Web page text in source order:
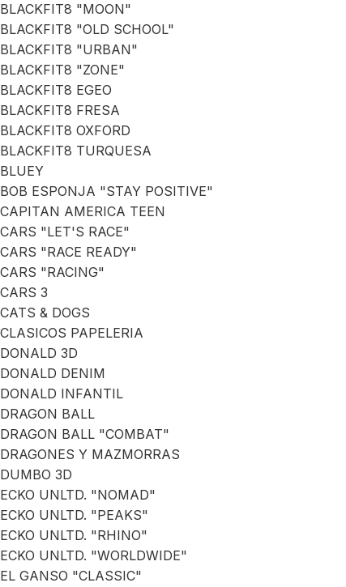
BLACKFIT8 "MOON"
BLACKFIT8 "OLD SCHOOL"
BLACKFIT8 "URBAN"
BLACKFIT8 "ZONE"
BLACKFIT8 EGEO
BLACKFIT8 FRESA
BLACKFIT8 OXFORD
BLACKFIT8 TURQUESA
BLUEY
BOB ESPONJA "STAY POSITIVE"
CAPITAN AMERICA TEEN
CARS "LET'S RACE"
CARS "RACE READY"
CARS "RACING"
CARS 3
CATS & DOGS
CLASICOS PAPELERIA
DONALD 3D
DONALD DENIM
DONALD INFANTIL
DRAGON BALL
DRAGON BALL "COMBAT"
DRAGONES Y MAZMORRAS
DUMBO 3D
ECKO UNLTD. "NOMAD"
ECKO UNLTD. "PEAKS"
ECKO UNLTD. "RHINO"
ECKO UNLTD. "WORLDWIDE"
EL GANSO "CLASSIC"